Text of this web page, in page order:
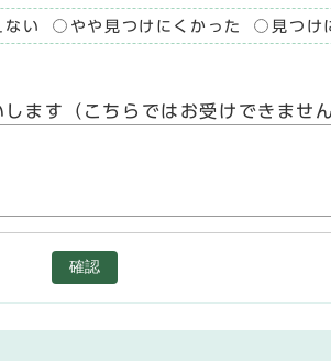
ない やや見つけにくかった 見つけ
ます（こちらではお受けできませ
確認